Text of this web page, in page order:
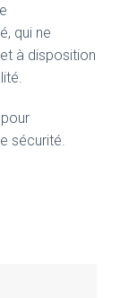
qui ne
à disposition
sécurité.